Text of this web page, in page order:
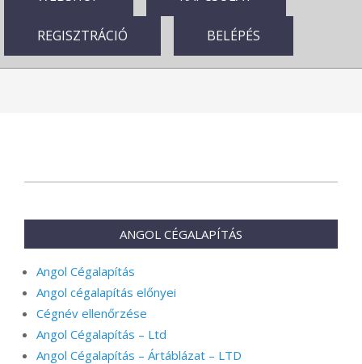
REGISZTRÁCIÓ BELÉPÉS
ANGOL CÉGALAPÍTÁS
Angol Cégalapítás
Angol cégalapítás előnyei
Cégnév ellenőrzése
Angol Cégalapítás – Ltd
Angol Cégalapítás – Ártáblázat – LTD